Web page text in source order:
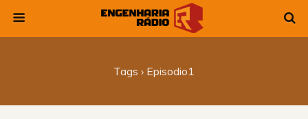
Tags › Episodio1